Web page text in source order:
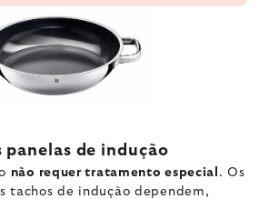
panelas de indução
não requer tratamento especial . Os
tachos de indução dependem,